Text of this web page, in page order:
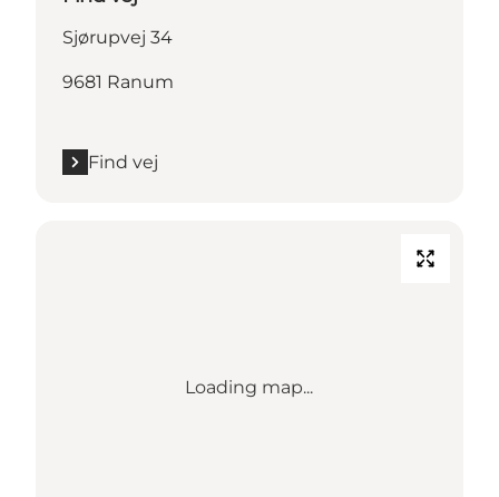
Sjørupvej 34
9681 Ranum
Find vej
Loading map...